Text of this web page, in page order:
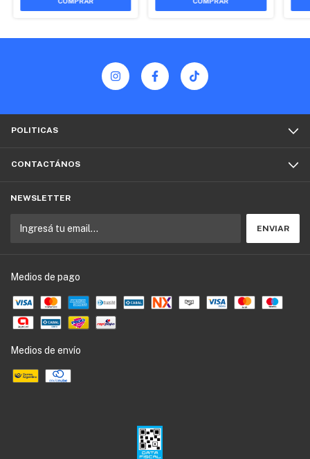
POLITICAS
CONTACTÁNOS
NEWSLETTER
Medios de pago
Medios de envío